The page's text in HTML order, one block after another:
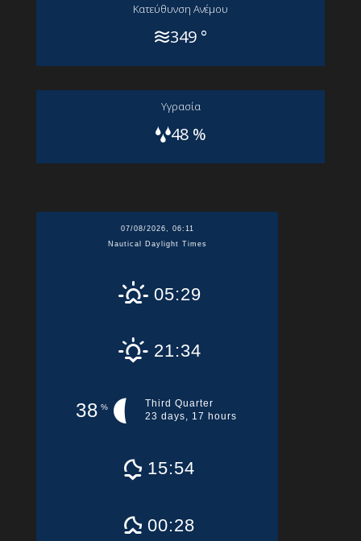
Kατεύθυνση Aνέμου
349 °
Yγρασία
48 %
07/08/2026, 06:11
Nautical Daylight Times
05:29
21:34
38 %
Third Quarter
23 days, 17 hours
15:54
00:28